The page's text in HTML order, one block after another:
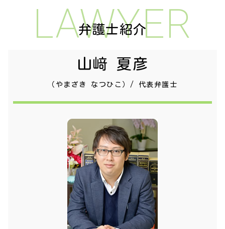
LAWYER
弁護士紹介
山﨑 夏彦
（やまざき なつひこ）/ 代表弁護士